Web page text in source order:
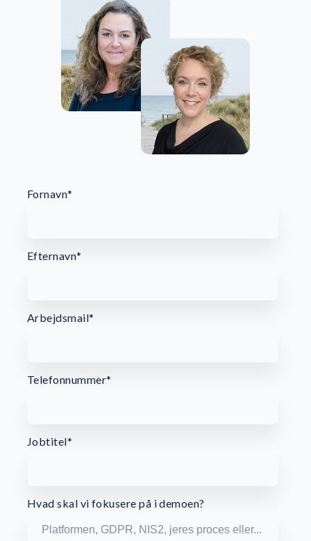
Fornavn*
Efternavn*
Arbejdsmail*
Telefonnummer*
Jobtitel*
Hvad skal vi fokusere på i demoen?